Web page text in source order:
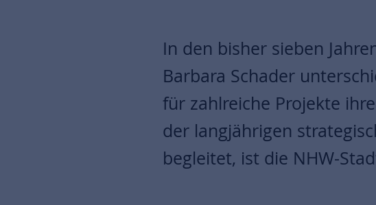
In den bisher sieben
Barbara Schader
für zahlreiche Projekte
der langjährigen
begleitet, ist die NHW-